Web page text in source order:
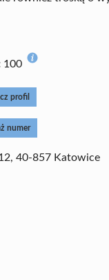
100
profil
numer
40-857 Katowice